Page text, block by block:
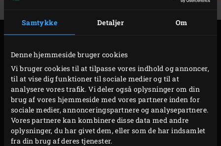
Samtykke Detaljer Om
Denne hjemmeside bruger cookies
Vi bruger cookies til at tilpasse vores indhold og annoncer,
til at vise dig funktioner til sociale medier og til at
analysere vores trafik. Vi deler også oplysninger om din
brug af vores hjemmeside med vores partnere inden for
sociale medier, annonceringspartnere og analysepartnere.
Vores partnere kan kombinere disse data med andre
oplysninger, du har givet dem, eller som de har indsamlet
fra din brug af deres tjenester.
FORMLAND MÄSSA HERNING, DANMARK 16 -19
Big Green Egg har helt nye modulbaserede bordsystemer
samt nye Nest og fleksible convEGGtor og split rustfrit
stålgitter. Et nyt patenteret system, der letter og giver
endnu flere madlavningsmuligheder til din EGG!